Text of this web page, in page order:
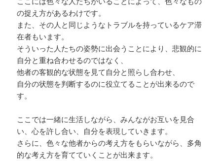
の捉え方があるわけです。
また、その人と同じようなトラブルを持っているケア滞
在者もいます。
そういった人たちの姿勢に出会うことにより、悲観的に
自分と重ね合わせるのではなく、
他者の客観的な状態を見て自分と照らし合わせ、
自分の状態を判断するのに役立てることが出来るので
す。
ここでは一緒に生活しながら、みんながお互いを見合
い、心を許し合い、自分を表現していきます。
さらに、色々な他者からの考え方をもらいながら、多角
的な考え方を育てていくことが出来ます。